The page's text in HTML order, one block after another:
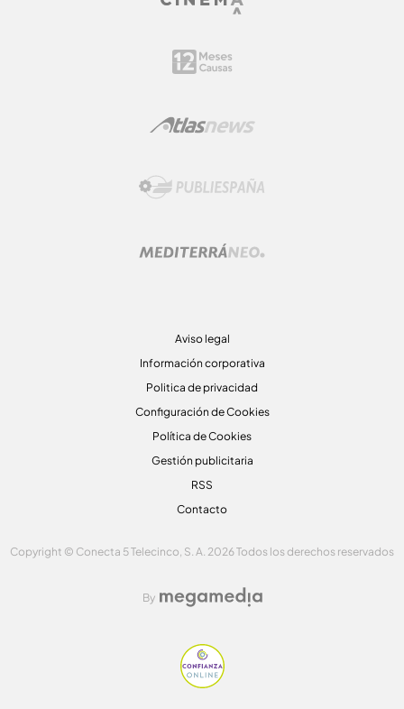
Aviso legal
Información corporativa
Politica de privacidad
Configuración de Cookies
Política de Cookies
Gestión publicitaria
RSS
Contacto
Copyright © Conecta 5 Telecinco, S. A. 2026 Todos los derechos reservados
By